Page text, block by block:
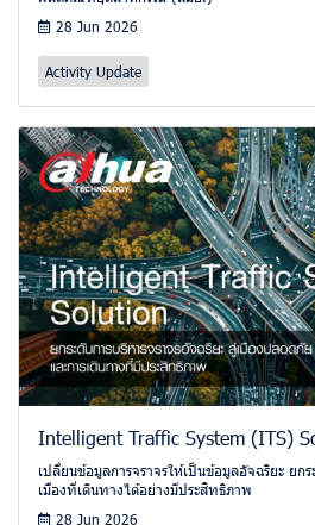
28 Jun 2026
Activity Update
Intelligent Traffic System (ITS)
เปลี่ยนข้อมูลการจราจรให้เป็นข้อมูลอัจฉริยะ ยก
เมืองที่เดินทางได้อย่างมีประสิทธิภาพ
28 Jun 2026